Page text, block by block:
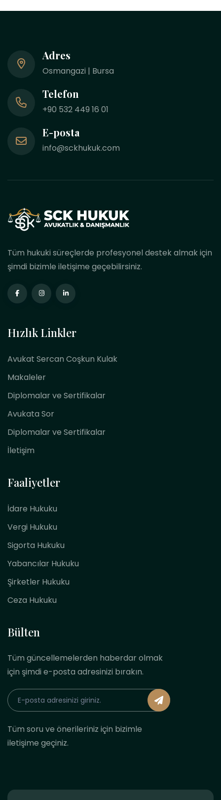
Adres
Osmangazi | Bursa
Telefon
+90 532 449 16 01
E-posta
info@sckhukuk.com
Tüm hukuki süreçlerde profesyonel destek almak için
şimdi bizimle iletişime geçebilirsiniz.
Hızlık Linkler
Avukat Sercan Coşkun Kulak
Makaleler
Diplomalar ve Sertifikalar
Avukata Sor
Diplomalar ve Sertifikalar
İletişim
Faaliyetler
İdare Hukuku
Vergi Hukuku
Sigorta Hukuku
Yabancılar Hukuku
Şirketler Hukuku
Ceza Hukuku
Bülten
Tüm güncellemelerden haberdar olmak
için şimdi e-posta adresinizi bırakın.
Tüm soru ve önerileriniz için bizimle
iletişime geçiniz.